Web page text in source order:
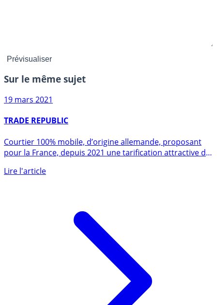
Sur le même sujet
19 mars 2021
TRADE REPUBLIC
Courtier 100% mobile, d’origine allemande, proposant
pour la France, depuis 2021 une tarification attractive de